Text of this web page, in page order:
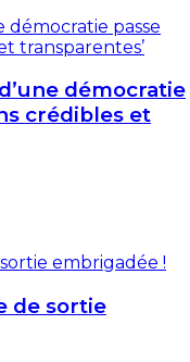
démocratie
crédibles et
de sortie